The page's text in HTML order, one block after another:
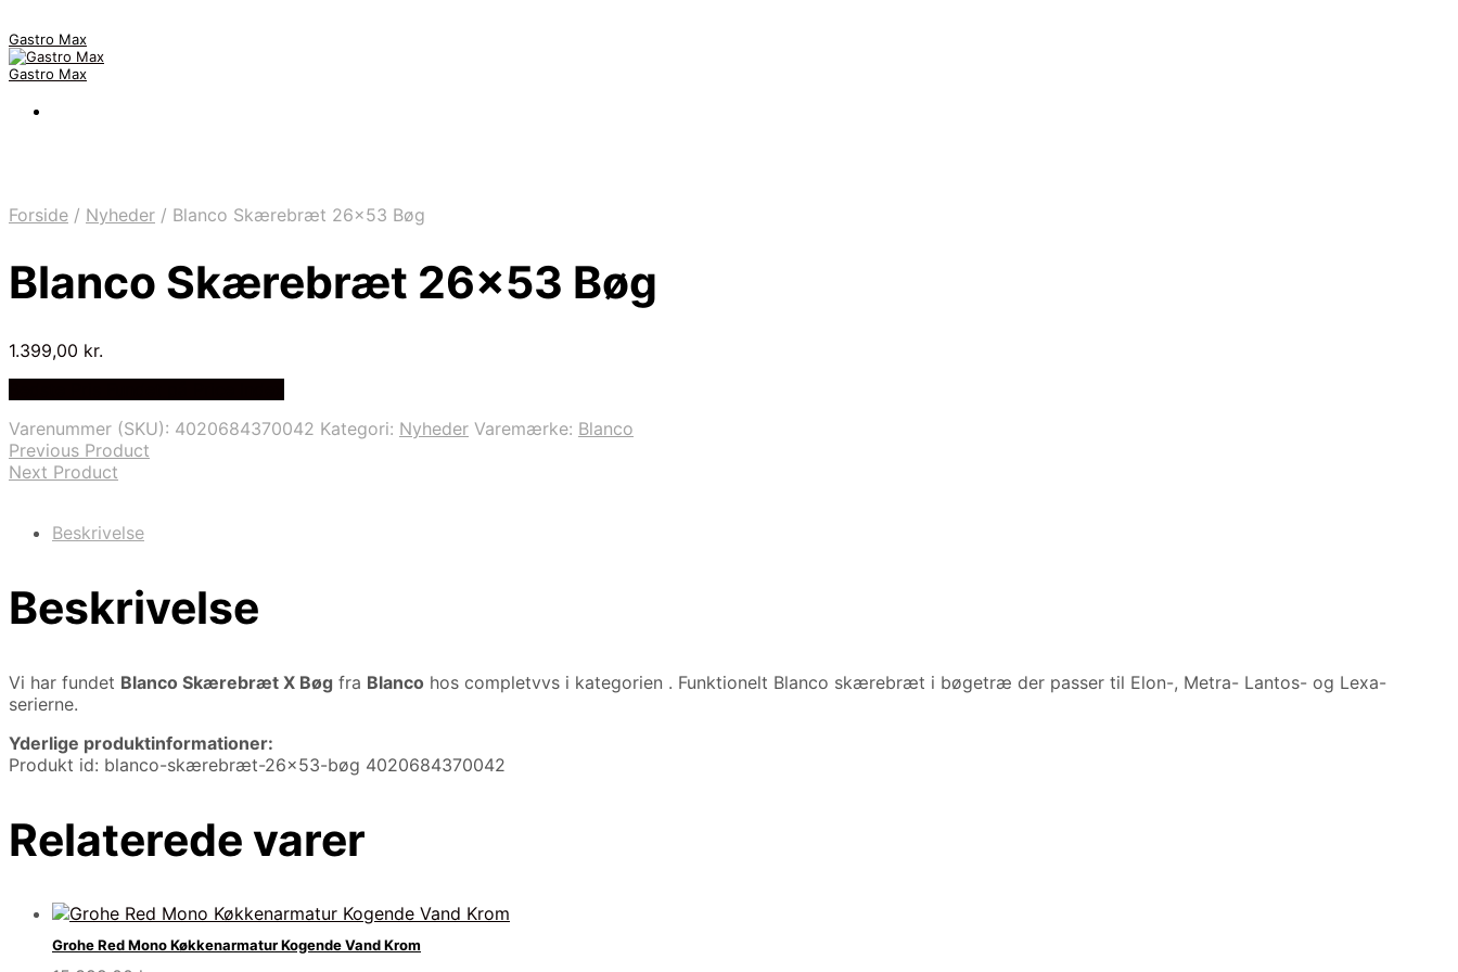
Gastro Max
Gastro Max
Forside / Nyheder / Blanco Skærebræt 26×53 Bøg
Blanco Skærebræt 26×53 Bøg
1.399,00 kr.
Varenummer (SKU): 4020684370042 Kategori: Nyheder Varemærke: Blanco
Previous Product
Next Product
Beskrivelse
Beskrivelse
Vi har fundet Blanco Skærebræt X Bøg fra Blanco hos completvvs i kategorien . Funktionelt Blanco skærebræt i bøgetræ der passer til Elon-, Metra- Lantos- og Lexa-
serierne.
Yderlige produktinformationer:
Produkt id: blanco-skærebræt-26×53-bøg 4020684370042
Relaterede varer
Grohe Red Mono Køkkenarmatur Kogende Vand Krom